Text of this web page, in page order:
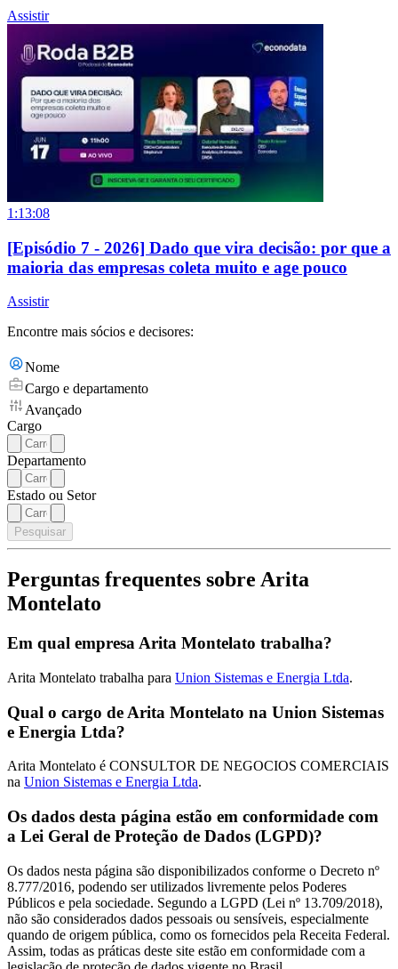
Assistir
1:13:08
[Episódio 7 - 2026] Dado que vira decisão: por que a
maioria das empresas coleta muito e age pouco
Assistir
Encontre mais sócios e decisores:
Nome
Cargo e departamento
Avançado
Cargo
Departamento
Estado ou Setor
Pesquisar
Perguntas frequentes sobre Arita
Montelato
Em qual empresa Arita Montelato trabalha?
Arita Montelato trabalha para Union Sistemas e Energia Ltda.
Qual o cargo de Arita Montelato na Union Sistemas
e Energia Ltda?
Arita Montelato é CONSULTOR DE NEGOCIOS COMERCIAIS
na Union Sistemas e Energia Ltda.
Os dados desta página estão em conformidade com
a Lei Geral de Proteção de Dados (LGPD)?
Os dados nesta página são disponibilizados conforme o Decreto nº
8.777/2016, podendo ser utilizados livremente pelos Poderes
Públicos e pela sociedade. Segundo a LGPD (Lei nº 13.709/2018),
não são considerados dados pessoais ou sensíveis, especialmente
quando de origem pública, como os fornecidos pela Receita Federal.
Assim, todas as práticas deste site estão em conformidade com a